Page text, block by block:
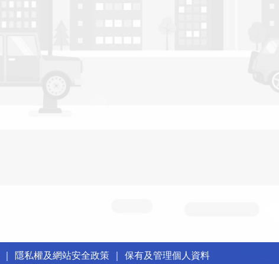
｜ 隱私權及網站安全政策 ｜ 保有及管理個人資料